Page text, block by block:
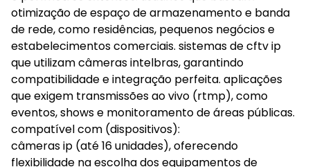
otimização de espaço de armazenamento e banda
de rede, como residências, pequenos negócios e
estabelecimentos comerciais. sistemas de cftv ip
que utilizam câmeras intelbras, garantindo
compatibilidade e integração perfeita. aplicações
que exigem transmissões ao vivo (rtmp), como
eventos, shows e monitoramento de áreas públicas.
compatível com (dispositivos):
câmeras ip (até 16 unidades), oferecendo
flexibilidade na escolha dos equipamentos de